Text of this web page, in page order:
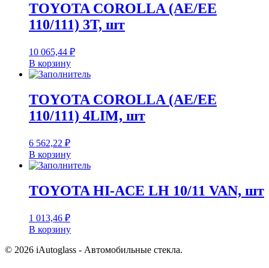
TOYOTA COROLLA (AE/EE
110/111) 3T, шт
10 065,44 ₽
В корзину
TOYOTA COROLLA (AE/EE
110/111) 4LIM, шт
6 562,22 ₽
В корзину
TOYOTA HI-ACE LH 10/11 VAN, шт
1 013,46 ₽
В корзину
© 2026 iAutoglass - Автомобильные стекла.